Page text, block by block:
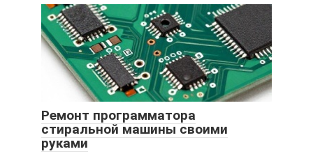
Ремонт программатора
стиральной машины своими
руками